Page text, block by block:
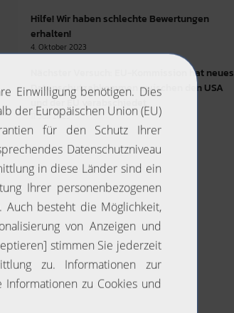
Hilfe! Wir haben schlechte Bewertungen
erhalten!
4. Oktober 2023
Nächster Versuch: EU-Kommission hat neues
Datenschutzabkommen zwischen den USA
und der EU verabschiedet
11. Juli 2023